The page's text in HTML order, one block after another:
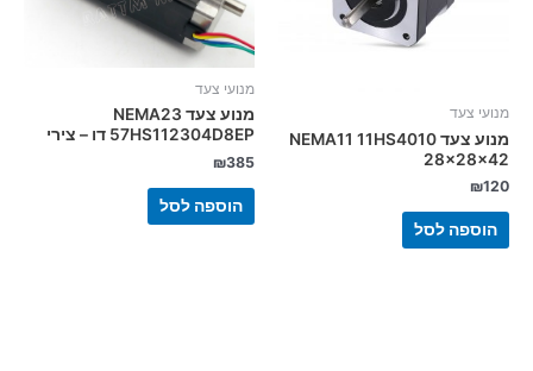
מנועי צעד
מנוע צעד NEMA11 11HS4010
28x28x42
₪120
הוספה לסל
מנועי צעד
מנוע צעד NEMA23
57HS112304D8EP דו – צירי
₪385
הוספה לסל